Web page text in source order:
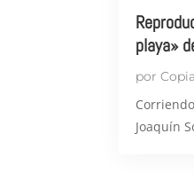
playa»
por
Joaquín